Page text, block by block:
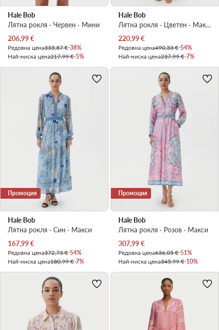
Hale Bob
Лятна рокля · Червен · Мини
Актуална цена
206,99€
Редовна цена333,87 €-38%
Най-ниска цена217,99 €-5%
Hale Bob
Лятна рокля · Цветен · Макси
Актуална цена
220,99€
Редовна цена490,33 €-54%
Най-ниска цена237,99 €-7%
Промоция
Hale Bob
Лятна рокля · Син · Макси
Актуална цена
167,99€
Редовна цена372,73 €-54%
Най-ниска цена180,99 €-7%
Промоция
Hale Bob
Лятна рокля · Розов · Макси
Актуална цена
307,99€
Редовна цена636,05 €-51%
Най-ниска цена345,99 €-10%